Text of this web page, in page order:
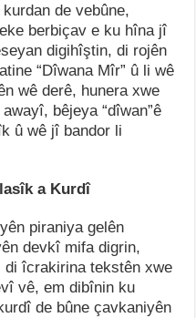
de vebûne,
berbiçav e ku hîna jî
digihîştin, di rojên
“Dîwana Mîr” û li wê
wê derê, hunera xwe
bêjeya “dîwan”ê
û wê jî bandor li
a Kurdî
piraniya gelên
devkî mifa digrin,
îcrakirina tekstên xwe
vê, em dibînin ku
de bûne çavkaniyên